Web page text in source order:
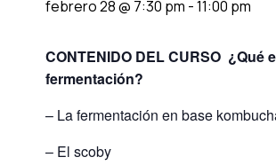
febrero 28 @ 7:30 pm -11:00 pm
CONTENIDO DEL CURSO ¿Qué
fermentación?
– La fermentación en base
– El scoby